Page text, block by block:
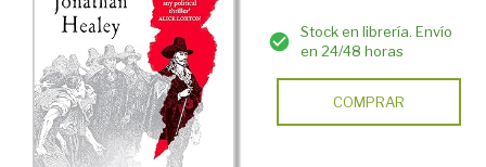
Stock en librería. Envío
en 24/48 horas
COMPRAR